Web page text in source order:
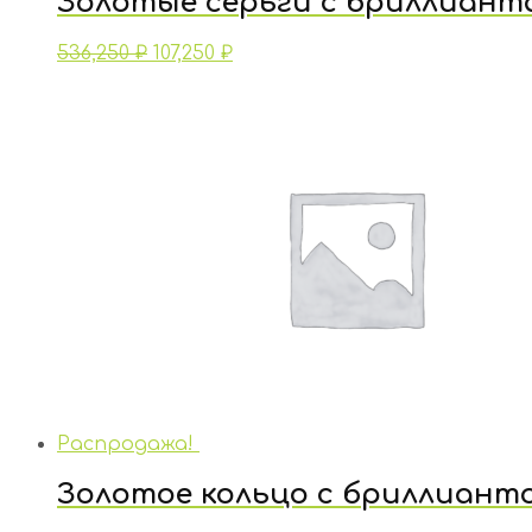
536,250₽ 107,250 ₽
Распродажа!
Золотое кольцо с